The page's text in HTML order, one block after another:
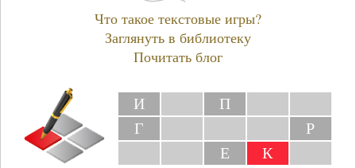
Что такое текстовые игры?
Заглянуть в библиотеку
Почитать блог
И
П
Г
Р
Е
К